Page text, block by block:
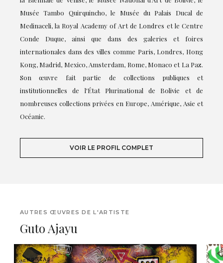
Musée Tambo Quirquincho, le Musée du Palais Ducal de
Medinaceli, la Royal Academy of Art de Londres et le Centre
Conde Duque, ainsi que dans des galeries et foires
internationales dans des villes comme Paris, Londres, Hong
Kong, Madrid, Mexico, Amsterdam, Rome, Monaco et La Paz.
Son œuvre fait partie de collections publiques et
institutionnelles de l'État Plurinational de Bolivie et de
nombreuses collections privées en Europe, Amérique, Asie et
Océanie.
VOIR LE PROFIL COMPLET
AUTRES ŒUVRES DE L'ARTISTE
Guto Ajayu